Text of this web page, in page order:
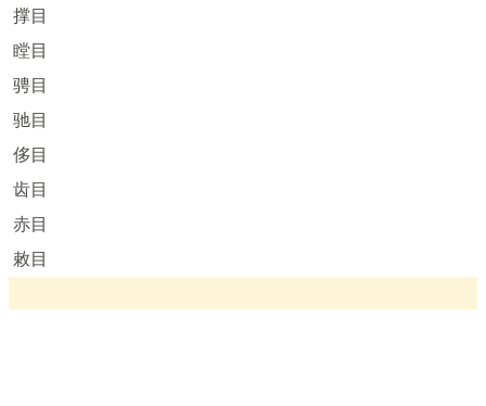
撑目
瞠目
骋目
驰目
侈目
齿目
赤目
敕目